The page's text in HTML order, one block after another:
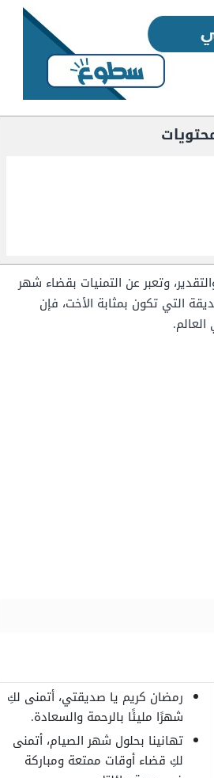
وتعبر عن التمنيات بقضاء شهر
التي تكون بمثابة الأخت، فإن
رمضان كريم يا صديقتي، أتمنى لكِ
شهرًا مليئًا بالرحمة والسعادة.
تهانينا بحلول شهر الصيام، أتمنى
لكِ قضاء أوقات ممتعة ومباركة